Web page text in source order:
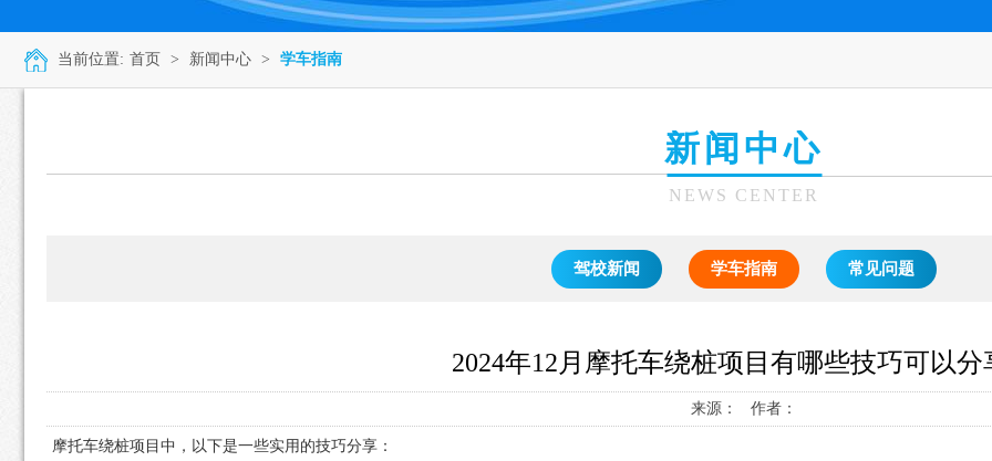
当前位置: 首页 > 新闻中心 > 学车指南
新闻中心
NEWS CENTER
驾校新闻 学车指南 常见问题
2024年12月摩托车绕桩项目有哪些技巧可以分
来源： 作者：
摩托车绕桩项目中，以下是一些实用的技巧分享：